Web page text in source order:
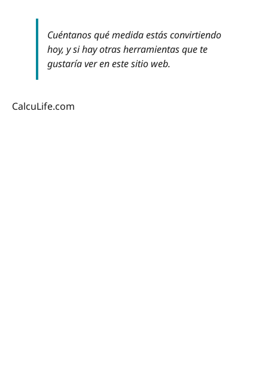
Cuéntanos qué medida estás convirtiendo
hoy, y si hay otras herramientas que te
gustaría ver en este sitio web.
CalcuLife.com